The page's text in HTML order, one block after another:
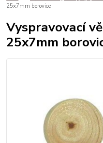
25x7mm borovice
Vyspravovací
25x7mm